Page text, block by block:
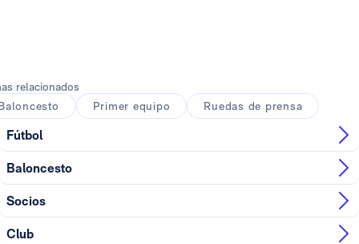
relacionados
Primer equipo Ruedas de prensa
Fútbol
Baloncesto
Socios
Club